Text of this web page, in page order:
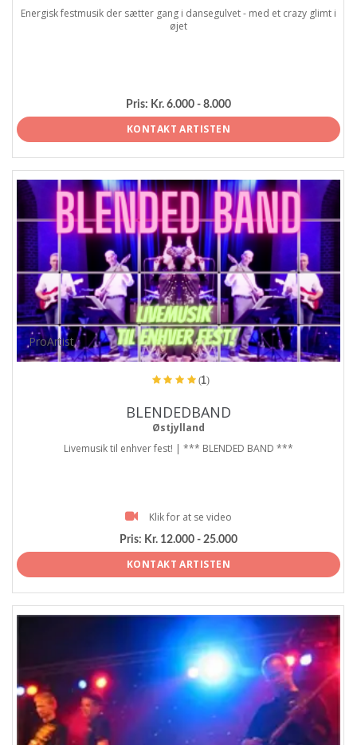
Energisk festmusik der sætter gang i dansegulvet - med et crazy glimt i
øjet
Pris: Kr. 6.000 - 8.000
KONTAKT ARTISTEN
ProArtist
(1)
BLENDEDBAND
Østjylland
Livemusik til enhver fest! | *** BLENDED BAND ***
Klik for at se video
Pris: Kr. 12.000 - 25.000
KONTAKT ARTISTEN